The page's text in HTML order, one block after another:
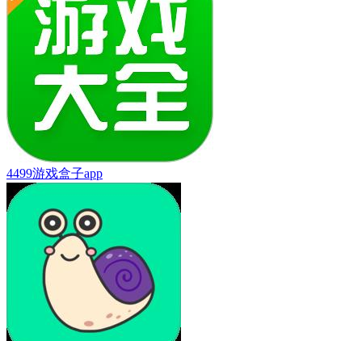
4499游戏盒子app